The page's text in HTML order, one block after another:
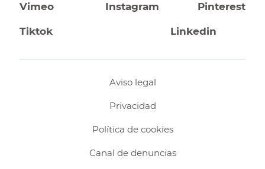
Vimeo Instagram Pinterest
Tiktok Linkedin
Aviso legal
Privacidad
Política de cookies
Canal de denuncias